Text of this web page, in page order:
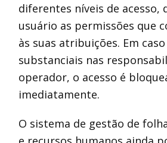
diferentes níveis de acesso,
usuário as permissões que
às suas atribuições. Em
substanciais nas
operador, o acesso é
imediatamente.
O sistema de gestão de